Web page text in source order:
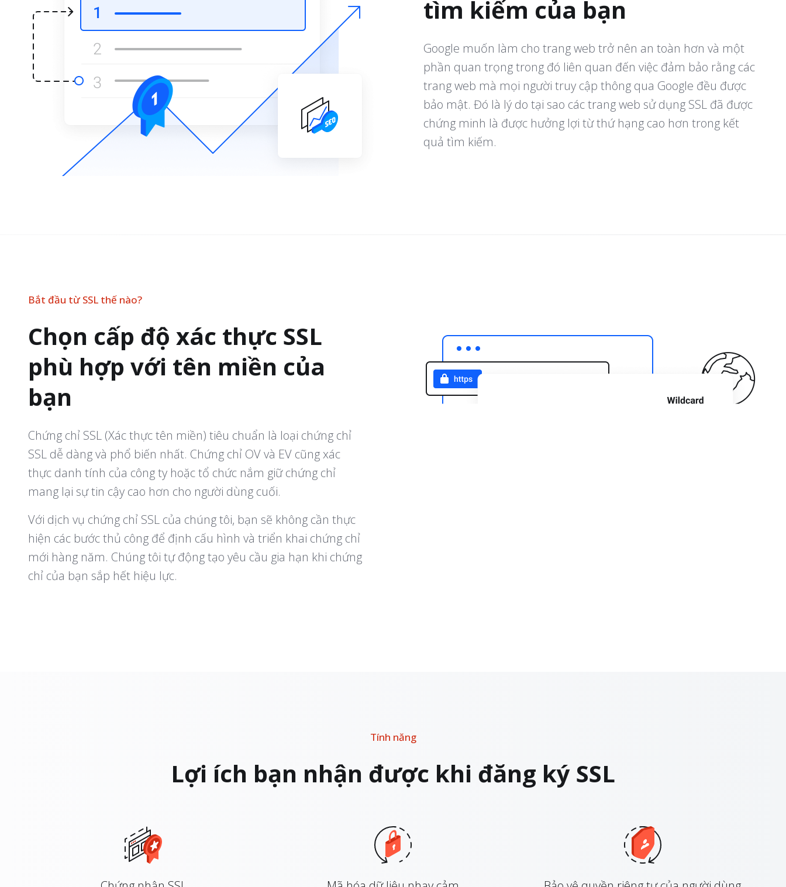
tìm kiếm của bạn
Google muốn làm cho trang web trở nên an toàn hơn và một
phần quan trọng trong đó liên quan đến việc đảm bảo rằng các
trang web mà mọi người truy cập thông qua Google đều được
bảo mật. Đó là lý do tại sao các trang web sử dụng SSL đã được
chứng minh là được hưởng lợi từ thứ hạng cao hơn trong kết
quả tìm kiếm.
Bắt đầu từ SSL thế nào?
Chọn cấp độ xác thực SSL
phù hợp với tên miền của
bạn
Chứng chỉ SSL (Xác thực tên miền) tiêu chuẩn là loại chứng chỉ
SSL dễ dàng và phổ biến nhất. Chứng chỉ OV và EV cũng xác
thực danh tính của công ty hoặc tổ chức nắm giữ chứng chỉ
mang lại sự tin cậy cao hơn cho người dùng cuối.
Với dịch vụ chứng chỉ SSL của chúng tôi, bạn sẽ không cần thực
hiện các bước thủ công để định cấu hình và triển khai chứng chỉ
mới hàng năm. Chúng tôi tự động tạo yêu cầu gia hạn khi chứng
chỉ của bạn sắp hết hiệu lực.
Tính năng
Lợi ích bạn nhận được khi đăng ký SSL